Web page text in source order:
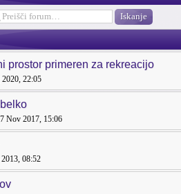
prostor primeren za rekreacijo
22:05
Nov 2017, 15:06
2013, 08:52